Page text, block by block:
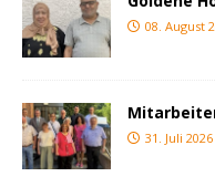
08. August
31. Juli 2026